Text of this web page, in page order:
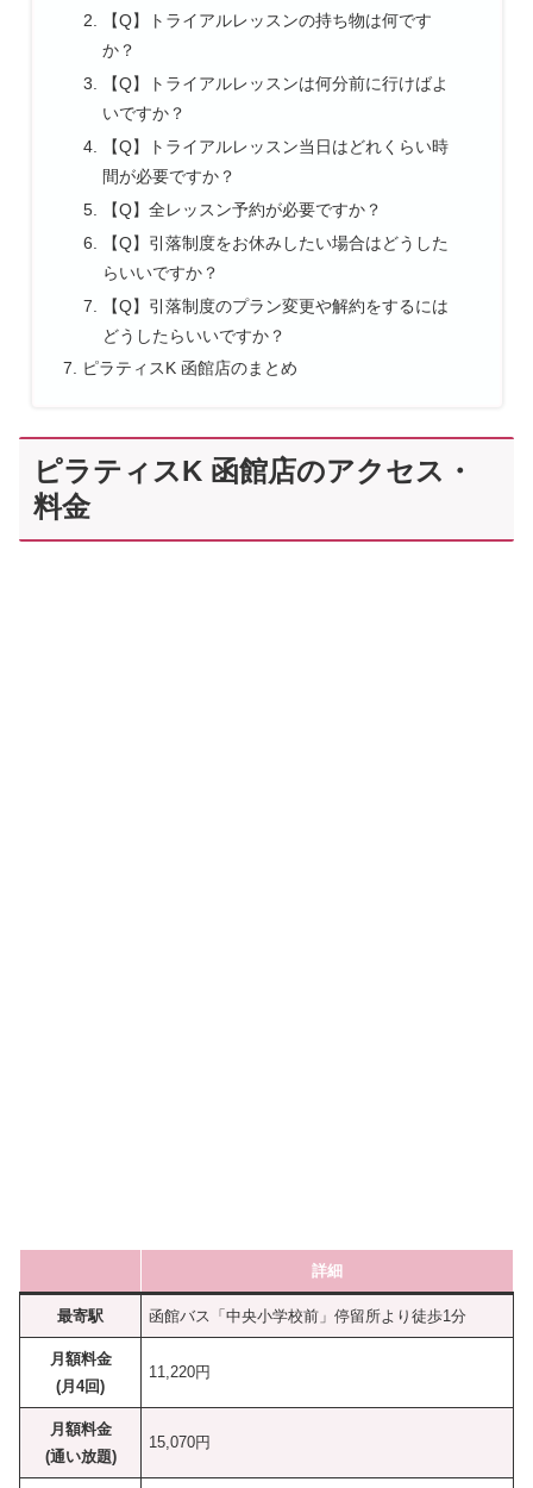
【Q】トライアルレッスンの持ち物は何です
か？
【Q】トライアルレッスンは何分前に行けばよ
いですか？
【Q】トライアルレッスン当日はどれくらい時
間が必要ですか？
【Q】全レッスン予約が必要ですか？
【Q】引落制度をお休みしたい場合はどうした
らいいですか？
【Q】引落制度のプラン変更や解約をするには
どうしたらいいですか？
ピラティスK 函館店のまとめ
ピラティスK 函館店のアクセス・
料金
詳細
最寄駅 函館バス「中央小学校前」停留所より徒歩1分
月額料金
(月4回)
11,220円
月額料金
(通い放題)
15,070円